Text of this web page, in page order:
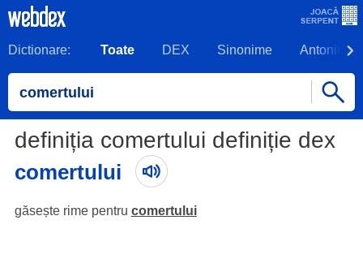
Dictionare: Toate DEX Sinonime Antonime
definiția comertului definiție dex
comertului
găsește rime pentru comertului